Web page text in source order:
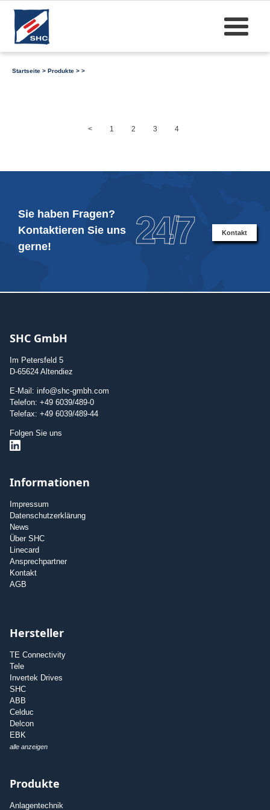
Startseite > Produkte > >
< 1 2 3 4
Sie haben Fragen?
Kontaktieren Sie uns
gerne!
24/7 Kontakt
SHC GmbH
Im Petersfeld 5
D-65624 Altendiez
E-Mail: info@shc-gmbh.com
Telefon: +49 6039/489-0
Telefax: +49 6039/489-44
Folgen Sie uns
Informationen
Impressum
Datenschutzerklärung
News
Über SHC
Linecard
Ansprechpartner
Kontakt
AGB
Hersteller
TE Connectivity
Tele
Invertek Drives
SHC
ABB
Celduc
Delcon
EBK
alle anzeigen
Produkte
Anlagentechnik